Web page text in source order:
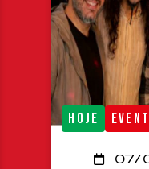
HOJE
07/